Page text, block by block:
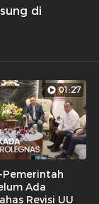
di
01:27
Pemerintah
Ada
Revisi UU